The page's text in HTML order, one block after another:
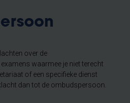
over de
waarmee je niet terecht
of een specifieke dienst
dan tot de ombudspersoon.